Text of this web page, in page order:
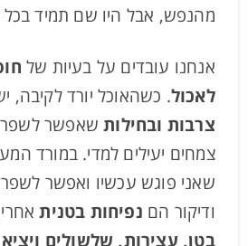
מהנפש, אבל היו שם תמיד
אנחנו עובדים על בעיות של
לאכול. כשהאוכל יורד לקיבה,
צרבות ובחילותשאפשר לשפר
צמחים יעילים למדי. במורד
שאני פוגש עכשיו ואפשר
ודיקור הם נפיחות בטנית
בטן, עצירות, שלשולים